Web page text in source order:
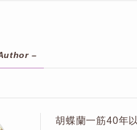
–
胡蝶蘭一筋40年